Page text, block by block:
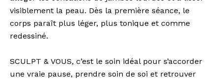
visiblement la peau. Dès la première séance, le
corps paraît plus léger, plus tonique et comme
redessiné.
SCULPT & VOUS, c’est le soin idéal pour s’accorder
une vraie pause, prendre soin de soi et retrouver